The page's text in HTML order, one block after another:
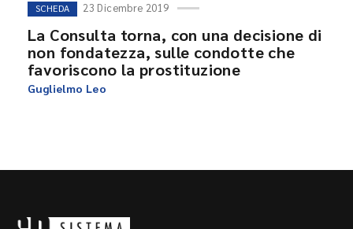
SCHEDA 23 Dicembre 2019
La Consulta torna, con una decisione di
non fondatezza, sulle condotte che
favoriscono la prostituzione
Guglielmo Leo